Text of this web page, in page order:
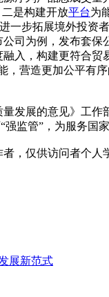
是构建开放平台为
步拓展境外投
为例，发布套
入，构建更符合贸
营造更加公平
发展的意见》工
监管”，为服务国
，仅供访问者个
展新范式